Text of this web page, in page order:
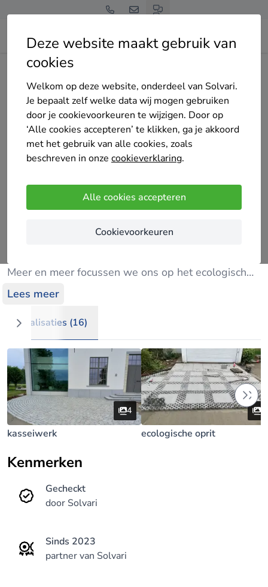
Deze website maakt gebruik van
cookies
Welkom op deze website, onderdeel van Solvari.
Je bepaalt zelf welke data wij mogen gebruiken
door je cookievoorkeuren te wijzigen. Door op
‘Alle cookies accepteren’ te klikken, ga je akkoord
met het gebruik van alle cookies, zoals
beschreven in onze cookieverklaring.
Alle cookies accepteren
Cookievoorkeuren
Home Bedrijven overzicht
Wachters Bvba
(11 reviews)
U kan bij ons terecht vanaf de grondwerken,
Meer en meer focussen we ons op het ecologisch
aspect in de bestratingen zoals waterdoorlatende
infiltratieputten, regenwaterputten en
waterdoorlatende of water passerende klinkers.
Wij werken steeds met duurzame en kwalitatieve
materialen. Wij zorgen ervoor dat u tevreden bent.
Lees meer
Realisaties (16)
4
kasseiwerk ecologische oprit
Kenmerken
Gecheckt
door Solvari
Sinds 2023
partner van Solvari